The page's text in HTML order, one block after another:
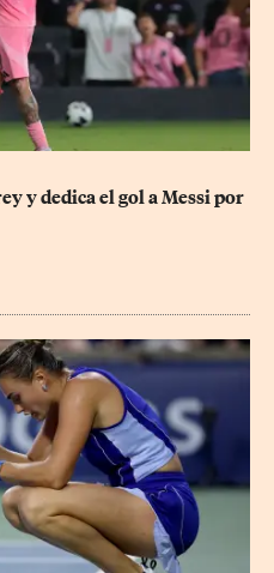
y dedica el gol a Messi por